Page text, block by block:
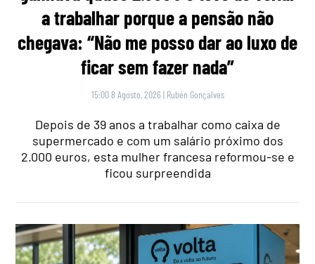
a trabalhar porque a pensão não
chegava: “Não me posso dar ao luxo de
ficar sem fazer nada”
15:00 8 Agosto, 2026 | Rubén Gonçalves
Depois de 39 anos a trabalhar como caixa de
supermercado e com um salário próximo dos
2.000 euros, esta mulher francesa reformou-se e
ficou surpreendida